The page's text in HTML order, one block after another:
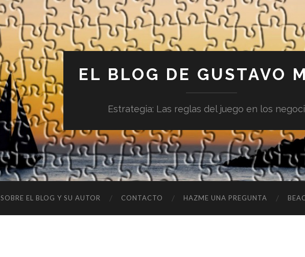
EL BLOG DE GUSTAVO
Estrategia: Las reglas del juego en los
SOBRE EL BLOG Y SU AUTOR CONTACTO HAZME UNA PREGUNTA